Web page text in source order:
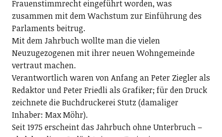
Frauenstimmrecht eingeführt worden, was
zusammen mit dem Wachstum zur Einführung des
Parlaments beitrug.
Mit dem Jahrbuch wollte man die vielen
Neuzugezogenen mit ihrer neuen Wohngemeinde
vertraut machen.
Verantwortlich waren von Anfang an Peter Ziegler als
Redaktor und Peter Friedli als Grafiker; für den Druck
zeichnete die Buchdruckerei Stutz (damaliger
Inhaber: Max Möhr).
Seit 1975 erscheint das Jahrbuch ohne Unterbruch –